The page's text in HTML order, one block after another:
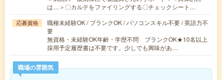
は…＞〇カルテをファイリングする〇チェックシート…
応募資格
職種未経験OK / ブランクOK / パソコンスキル不要 / 英語力不
要
無資格・未経験OK年齢・学歴不問 ブランクOK★10名以上
採用予定履歴書は不要です。少しでも興味があ…
職場の雰囲気